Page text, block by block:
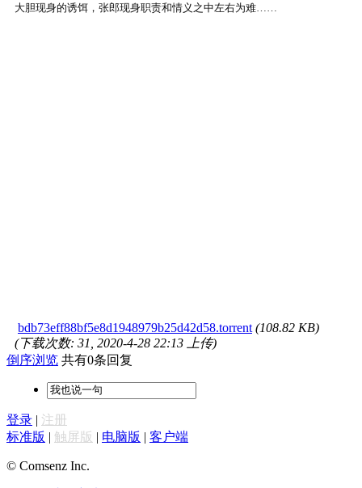
大胆现身的诱饵，张郎现身职责和情义之中左右为难……
bdb73eff88bf5e8d1948979b25d42d58.torrent (108.82 KB)
(下载次数: 31, 2020-4-28 22:13 上传)
倒序浏览 共有0条回复
登录 | 注册
标准版 | 触屏版 | 电脑版 | 客户端
© Comsenz Inc.